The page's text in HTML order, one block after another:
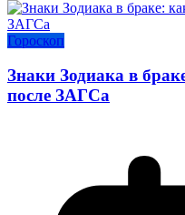
Гороскоп
Знаки Зодиака в
после ЗАГСа